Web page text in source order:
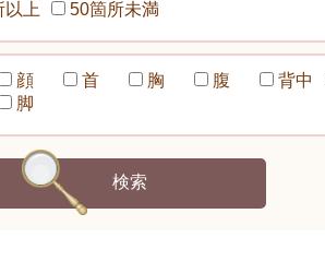
上 50箇所未満
顔 首 胸 腹 背中
脚
検索